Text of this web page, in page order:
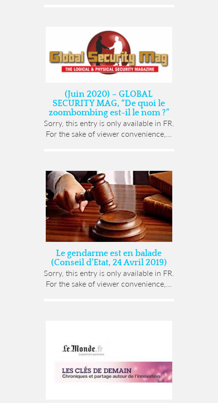
(Juin 2020) – GLOBAL
SECURITY MAG, “De quoi le
zoombombing est-il le nom ?”
Sorry, this entry is only available in FR.
For the sake of viewer convenience,...
Le gendarme est en balade
(Conseil d’Etat, 24 Avril 2019)
Sorry, this entry is only available in FR.
For the sake of viewer convenience,...